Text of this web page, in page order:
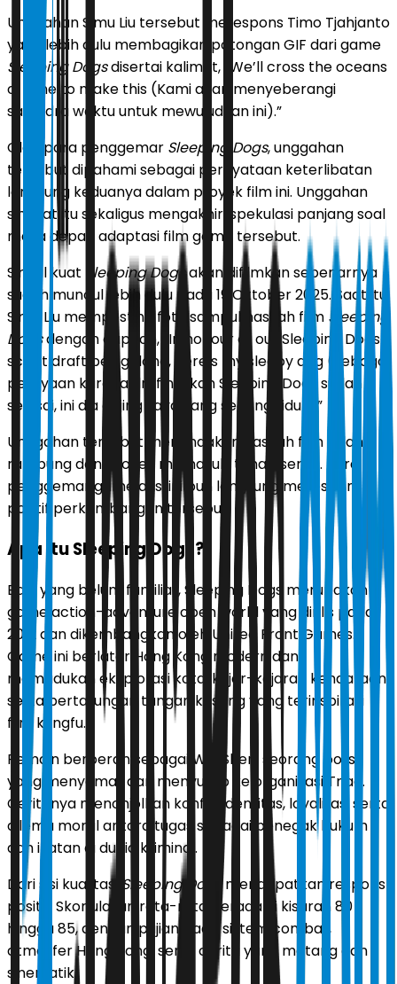
Unggahan Simu Liu tersebut merespons Timo Tjahjanto
yang lebih dulu membagikan potongan GIF dari game
Sleeping Dogsdisertai kalimat, “We’ll cross the oceans
of time to make this (Kami akan menyeberangi
samudra waktu untuk mewujudkan ini).”
Oleh para penggemar Sleeping Dogs, unggahan
tersebut dipahami sebagai pernyataan keterlibatan
langsung keduanya dalam proyek film ini. Unggahan
singkat itu sekaligus mengakhiri spekulasi panjang soal
masa depan adaptasi film game tersebut.
Sinyal kuat
Sleeping Dogs akan difilmkan sebenarnya
sudah muncul lebih dulu pada 19 Oktober 2025. Saat itu,
Simu Liu memposting foto sampul naskah film Sleeping
Dogsdengan caption, “In honour of our Sleeping Dogs
script draft being done, here’s my sleepy dog (Sebagai
perayaan karena draf naskah Sleeping Dogs sudah
selesai, ini dia anjing saya yang sedang tidur).”
Unggahan tersebut menandakan naskah film telah
rampung dan proyek memasuki tahap serius. Para
penggemar game aksi ini pun langsung merespons
positif perkembangan tersebut.
Apa Itu Sleeping Dogs?
Bagi yang belum familiar,Sleeping Dogs merupakan
game action-adventure open world yang dirilis pada
2012 dan dikembangkan oleh United Front Games.
Game ini berlatar Hong Kong modern dan
memadukan eksplorasi kota, kejar-kejaran kendaraan,
serta pertarungan tangan kosong yang terinspirasi
film kungfu.
Pemain berperan sebagai Wei Shen, seorang polisi
yang menyamar dan menyusup ke organisasi Triad.
Ceritanya menonjolkan konflik identitas, loyalitas, serta
dilema moral antara tugas sebagai penegak hukum
dan ikatan di dunia kriminal.
Dari sisi kualitas, Sleeping Dogs mendapatkan respons
positif. Skor ulasan rata-rata berada di kisaran 80
hingga 85, dengan pujian pada sistem combat,
atmosfer Hong Kong, serta cerita yang matang dan
sinematik.